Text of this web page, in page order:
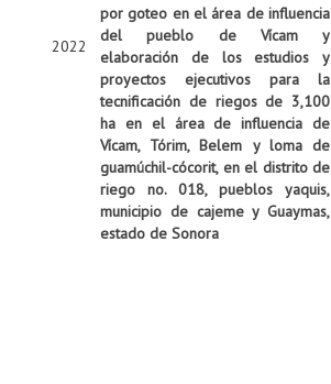
2022
por goteo en el área de influencia
del pueblo de Vícam y
elaboración de los estudios y
proyectos ejecutivos para la
tecnificación de riegos de 3,100
ha en el área de influencia de
Vícam, Tórim, Belem y loma de
guamúchil-cócorit, en el distrito de
riego no. 018, pueblos yaquis,
municipio de cajeme y Guaymas,
estado de Sonora